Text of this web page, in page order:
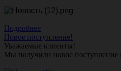
Подробнее
Новое поступление!
Уважаемые клиенты!
Мы получили новое поступление